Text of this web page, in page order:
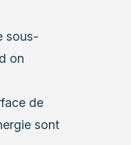
sous-
on
de
sont